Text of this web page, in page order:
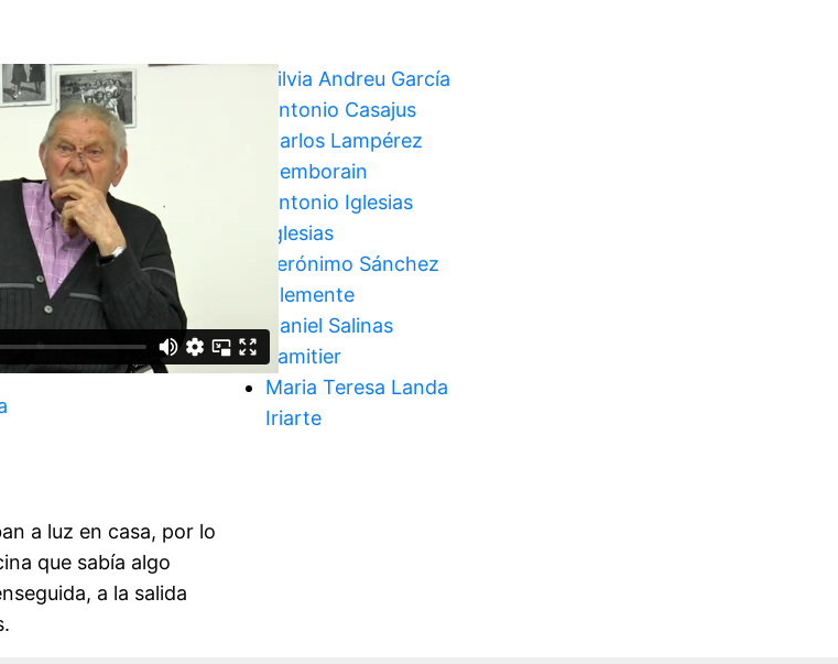
a luz en casa, por lo
que sabía algo
a la salida
Silvia Andreu García
Antonio Casajus
Carlos Lampérez
Cemborain
Antonio Iglesias
Iglesias
Jerónimo Sánchez
Clemente
Daniel Salinas
Samitier
Maria Teresa Landa
Iriarte